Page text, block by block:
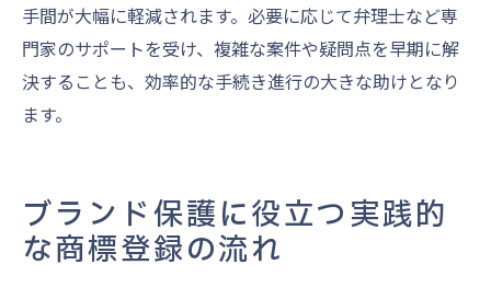
手間が大幅に軽減されます。必要に応じて弁理士など専
門家のサポートを受け、複雑な案件や疑問点を早期に解
決することも、効率的な手続き進行の大きな助けとなり
ます。
ブランド保護に役立つ実践的
な商標登録の流れ